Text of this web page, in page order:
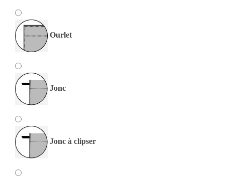
Ourlet
Jonc
Jonc à clipser